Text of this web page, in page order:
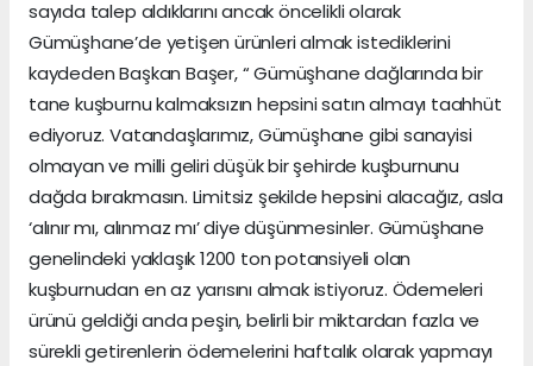
sayıda talep aldıklarını ancak öncelikli olarak
Gümüşhane’de yetişen ürünleri almak istediklerini
kaydeden Başkan Başer, “ Gümüşhane dağlarında bir
tane kuşburnu kalmaksızın hepsini satın almayı taahhüt
ediyoruz. Vatandaşlarımız, Gümüşhane gibi sanayisi
olmayan ve milli geliri düşük bir şehirde kuşburnunu
dağda bırakmasın. Limitsiz şekilde hepsini alacağız, asla
‘alınır mı, alınmaz mı’ diye düşünmesinler. Gümüşhane
genelindeki yaklaşık 1200 ton potansiyeli olan
kuşburnudan en az yarısını almak istiyoruz. Ödemeleri
ürünü geldiği anda peşin, belirli bir miktardan fazla ve
sürekli getirenlerin ödemelerini haftalık olarak yapmayı